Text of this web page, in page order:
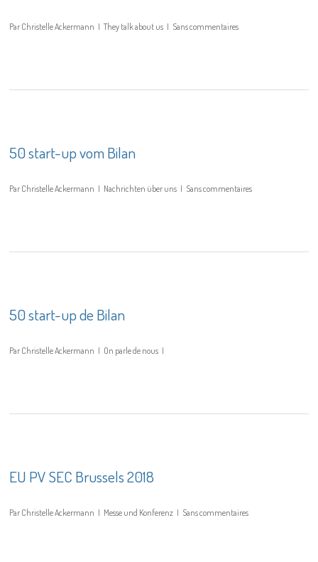
Par Christelle Ackermann They talk about us Sans commentaires
50 start-up vom Bilan
Par Christelle Ackermann Nachrichten über uns Sans commentaires
50 start-up de Bilan
Par Christelle Ackermann On parle de nous
EU PV SEC Brussels 2018
Par Christelle Ackermann Messe und Konferenz Sans commentaires